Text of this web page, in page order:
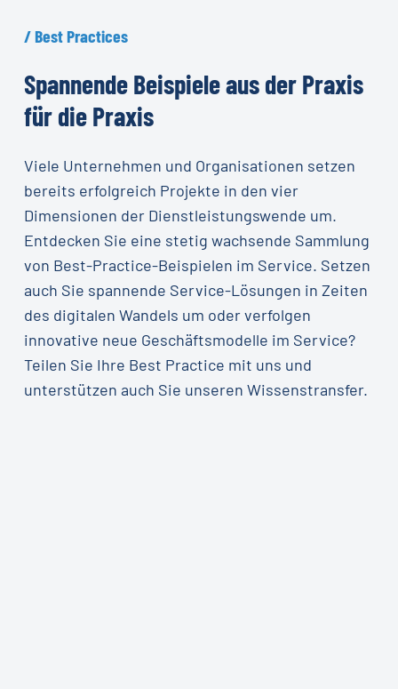
/BestPractices
SpannendeBeispieleausderPraxis
fürdiePraxis
Viele Unternehmen und Organisationen setzen
bereits erfolgreich Projekte in den vier
Dimensionen der Dienstleistungswende um.
Entdecken Sie eine stetig wachsende Sammlung
von Best-Practice-Beispielen im Service. Setzen
auch Sie spannende Service-Lösungen in Zeiten
des digitalen Wandels um oder verfolgen
innovative neue Geschäftsmodelle im Service?
Teilen Sie Ihre Best Practice mit uns und
unterstützen auch Sie unseren Wissenstransfer.